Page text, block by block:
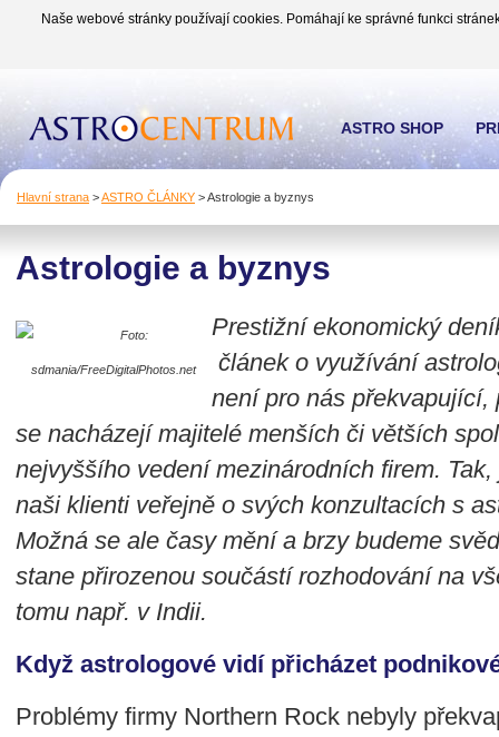
Naše webové stránky používají cookies. Pomáhají ke správné funkci
Hlavní strana >ASTRO ČLÁNKY >Astrologie a byznys
Astrologie a byznys
Foto:
sdmania/FreeDigitalPhotos.net
Prestižní ekonomický
článek o využívání
není pro nás překvapující,
se nacházejí majitelé menších či větších
nejvyššího vedení mezinárodních firem.
naši klienti veřejně o svých konzultacích s
Možná se ale časy mění a brzy budeme
stane přirozenou součástí rozhodování na
tomu např. v Indii.
Když astrologové vidí přicházet
Problémy firmy Northern Rock nebyly
ASTRO SHOP